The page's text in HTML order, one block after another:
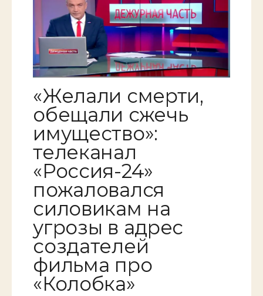
«Желали смерти,
обещали сжечь
имущество»:
телеканал
«Россия-24»
пожаловался
силовикам на
угрозы в адрес
создателей
фильма про
«Колобка»